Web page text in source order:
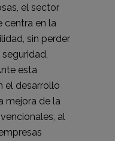
el sector
centra en la
sin perder
esta
el desarrollo
mejora de la
al